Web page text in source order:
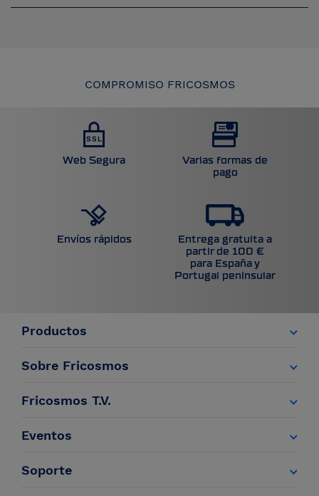
COMPROMISO FRICOSMOS
Web Segura
Varias formas de
pago
Envíos rápidos
Entrega gratuita a
partir de 100 €
para España y
Portugal peninsular
Productos
Sobre Fricosmos
Fricosmos T.V.
Eventos
Soporte